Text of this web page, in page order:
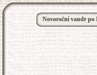
Novoroční vandr po